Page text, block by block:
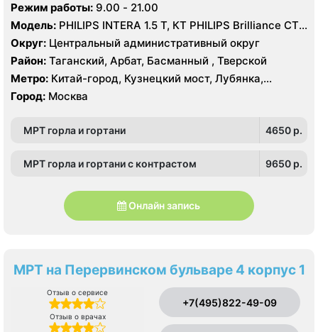
Режим работы: 9.00 - 21.00
Модель: PHILIPS INTERA 1.5 T, КТ PHILIPS Brilliance CT
16 срезов
Округ: Центральный административный округ
Район: Таганский, Арбат, Басманный , Тверской
Метро: Китай-город, Кузнецкий мост, Лубянка,
Охотный ряд, Площадь Революции, Сретенский
бульвар, Театральная
Город: Москва
МРТ горла и гортани 4650 p.
МРТ горла и гортани с контрастом 9650 p.
Онлайн запись
МРТ на Перервинском бульваре 4 корпус 1
Отзыв о сервисе
Отзыв о врачах
+7(495)822-49-09